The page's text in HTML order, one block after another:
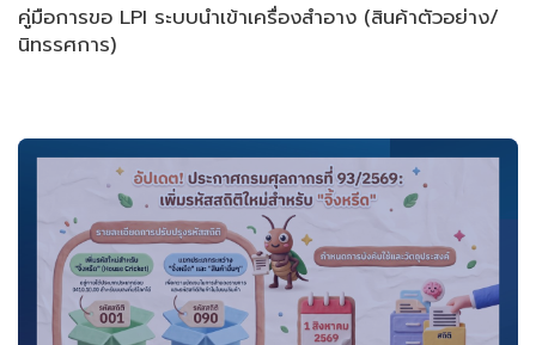
คู่มือการขอ LPI ระบบนำเข้าเครื่องสำอาง (สินค้าตัวอย่าง/
นิทรรศการ)